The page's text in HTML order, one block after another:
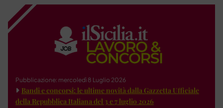
Pubblicazione: mercoledì 8 Luglio 2026
Bandi e concorsi: le ultime novità dalla Gazzetta Ufficiale
della Repubblica Italiana del 3 e 7 luglio 2026